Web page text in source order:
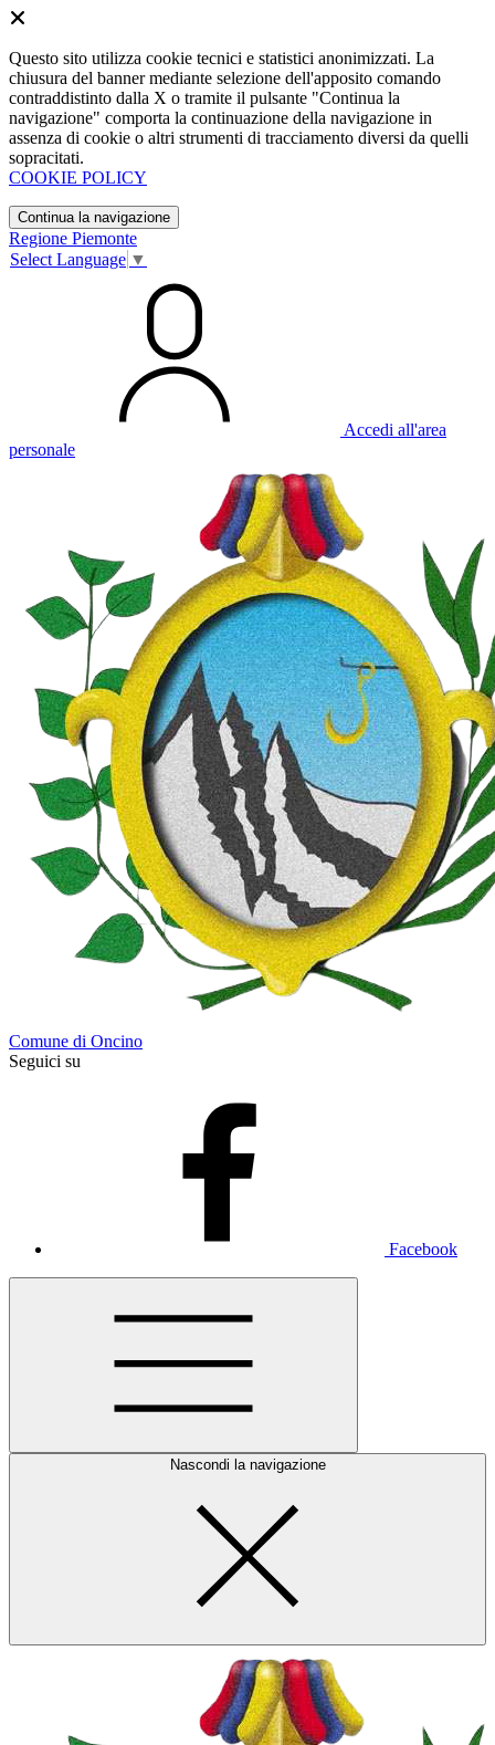
Questo sito utilizza cookie tecnici e statistici anonimizzati. La
chiusura del banner mediante selezione dell'apposito comando
contraddistinto dalla X o tramite il pulsante "Continua la
navigazione" comporta la continuazione della navigazione in
assenza di cookie o altri strumenti di tracciamento diversi da quelli
sopracitati.
COOKIE POLICY
Continua la navigazione
Regione Piemonte
Select Language ▼
Accedi all'area
personale
Comune di Oncino
Seguici su
Facebook
Nascondi la navigazione